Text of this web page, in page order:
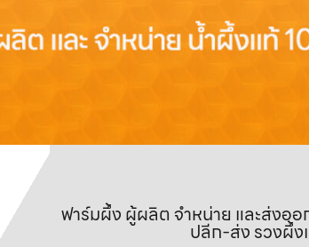
ฟาร์มผึ้ง ผู้ผลิต จำหน่าย และส่งอ
ปลีก-ส่ง รวงผึ้ง